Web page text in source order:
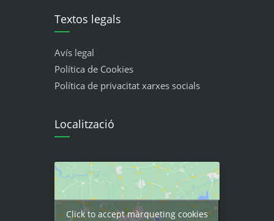
Textos legals
Avís legal
Política de Cookies
Política de privacitat xarxes socials
Localització
Click to accept màrqueting cookies